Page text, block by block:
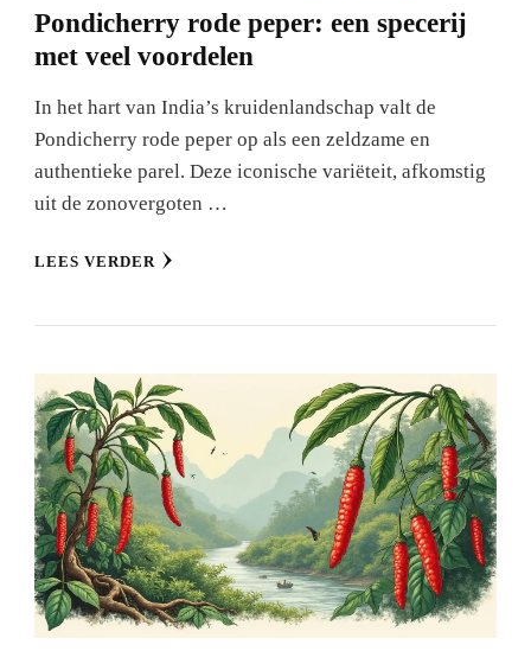
Pondicherry rode peper: een specerij
met veel voordelen
In het hart van India’s kruidenlandschap valt de
Pondicherry rode peper op als een zeldzame en
authentieke parel. Deze iconische variëteit, afkomstig
uit de zonovergoten …
LEES VERDER